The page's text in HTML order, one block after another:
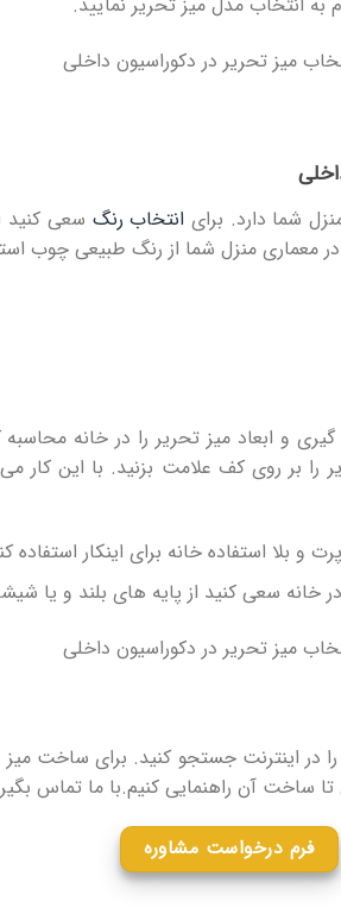
شما دارد. برای انتخاب رنگ سعی کنید
در معماری منزل شما از رنگ طبیعی
و ابعاد میز تحریر را در خانه محاسبه
بر روی کف علامت بزنید. با این کار
بلا استفاده خانه برای اینکار استفاده
سعی کنید از پایه های بلند و یا
اینترنت جستجو کنید. برای ساخت میز
تا ساخت آن راهنمایی کنیم.با ما تماس
فرم درخواست مشاوره